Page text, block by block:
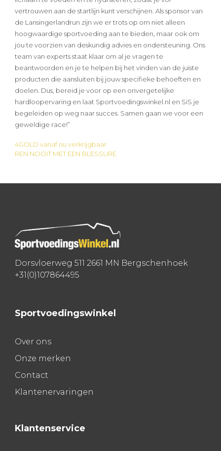
vertrouwen aan de startlijn kunt verschijnen. Als sponsor van
de Lansingerlandrun zijn we er trots op om niet alleen
hoogwaardige sportvoeding aan te bieden, maar ook om
jou te voorzien van deskundig advies en ondersteuning. Ons
team van experts staat klaar om al je vragen te
beantwoorden en je te helpen bij het vinden van de juiste
producten die aansluiten bij jouw specifieke behoeften en
doelen. Dus, bereid je voor op een onvergetelijke
hardloopervaring en laat Sportvoedingswinkel.nl en SiS je
begeleiden op weg naar succes. Samen gaan we voor een
geweldige race!”
Bericht
4GOLD vanaf nu verkrijgbaar
REN NOOIT MET EEN BLESSURE
Dorsvloerweg 511 2661 MN Bergschenhoek
+31(0)107864495
Sportvoedingswinkel
Over ons
Onze merken
Contact
Klantenervaringen
Klantenservice